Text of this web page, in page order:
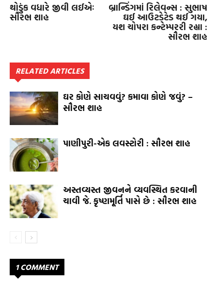
થોડુંક વધારે જીવી લઈએઃ
સૌરભ શાહ
બ્રાન્ડિંગમાં રિલેવન્સ : સુભાષ
ઘઈ આઉટડેટેડ થઈ ગયા,
યશ ચોપરા કન્ટેમ્પરરી રહ્યા :
સૌરભ શાહ
RELATED ARTICLES
ઘર કોણે સાચવવું? કમાવા કોણે જવું? –
સૌરભ શાહ
પાણીપુરી-એક લવસ્ટોરી : સૌરભ શાહ
અસ્તવ્યસ્ત જીવનને વ્યવસ્થિત કરવાની
ચાવી જે. કૃષ્ણમૂર્તિ પાસે છે : સૌરભ શાહ
1 COMMENT